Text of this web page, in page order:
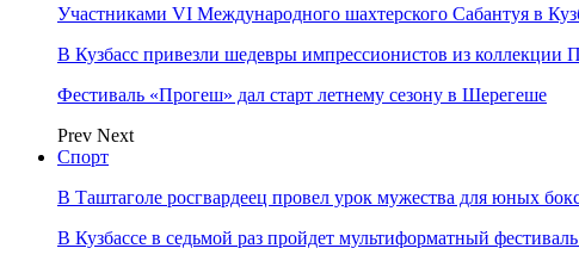
Участниками VI Международного шахтерского Сабантуя в
В Кузбасс привезли шедевры импрессионистов из коллекции
Фестиваль «Прогеш» дал старт летнему сезону в Шерегеше
Prev Next
Спорт
В Таштаголе росгвардеец провел урок мужества для юных
В Кузбассе в седьмой раз пройдет мультиформатный